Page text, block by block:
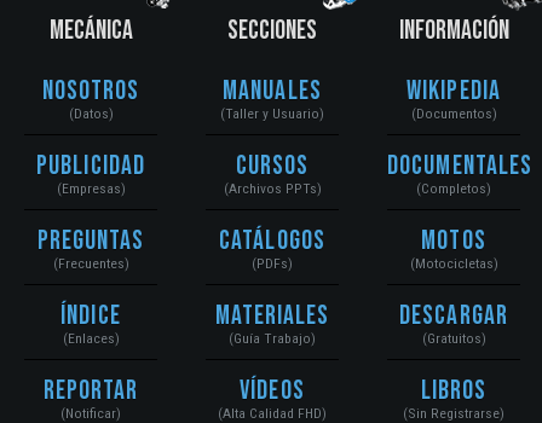
MECÁNICA
Nosotros
(Datos)
Publicidad
(Empresas)
Preguntas
(Frecuentes)
Índice
(Enlaces)
Reportar
(Notificar)
SECCIONES
Manuales
(Taller y Usuario)
Cursos
(Archivos PPTs)
Catálogos
(PDFs)
Materiales
(Guía Trabajo)
Vídeos
(Alta Calidad FHD)
INFORMACIÓN
Wikipedia
(Documentos)
Documentales
(Completos)
Motos
(Motocicletas)
Descargar
(Gratuitos)
Libros
(Sin Registrarse)